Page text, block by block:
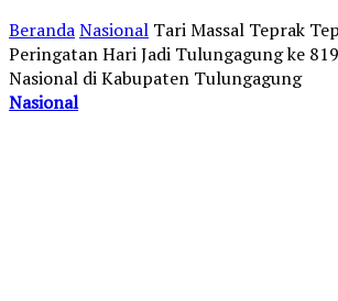
BerandaNasional Tari Massal Teprak
Peringatan Hari Jadi Tulungagung ke
Nasional di Kabupaten Tulungagung
Nasional